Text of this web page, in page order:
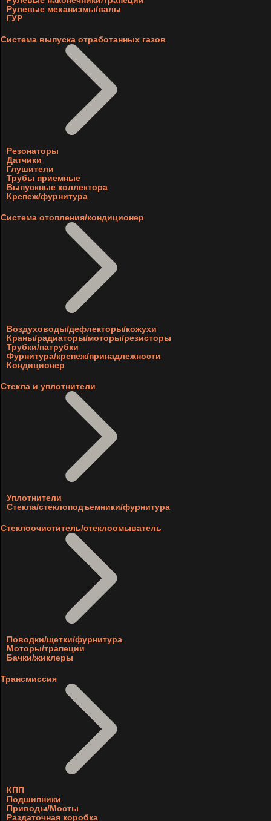
Рулевые механизмы/валы
ГУР
Система выпуска отработанных газов
Резонаторы
Датчики
Глушители
Трубы приемные
Выпускные коллектора
Крепеж/фурнитура
Система отопления/кондиционер
Воздуховоды/дефлекторы/кожухи
Краны/радиаторы/моторы/резисторы
Трубки/патрубки
Фурнитура/крепеж/принадлежности
Кондиционер
Стекла и уплотнители
Уплотнители
Стекла/стеклоподъемники/фурнитура
Стеклоочиститель/стеклоомыватель
Поводки/щетки/фурнитура
Моторы/трапеции
Бачки/жиклеры
Трансмиссия
КПП
Подшипники
Приводы/Мосты
Раздаточная коробка